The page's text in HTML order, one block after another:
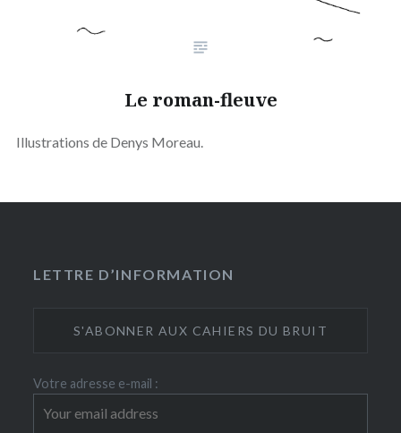
Le roman-fleuve
Illustrations de Denys Moreau.
LETTRE D’INFORMATION
Votre adresse e-mail :